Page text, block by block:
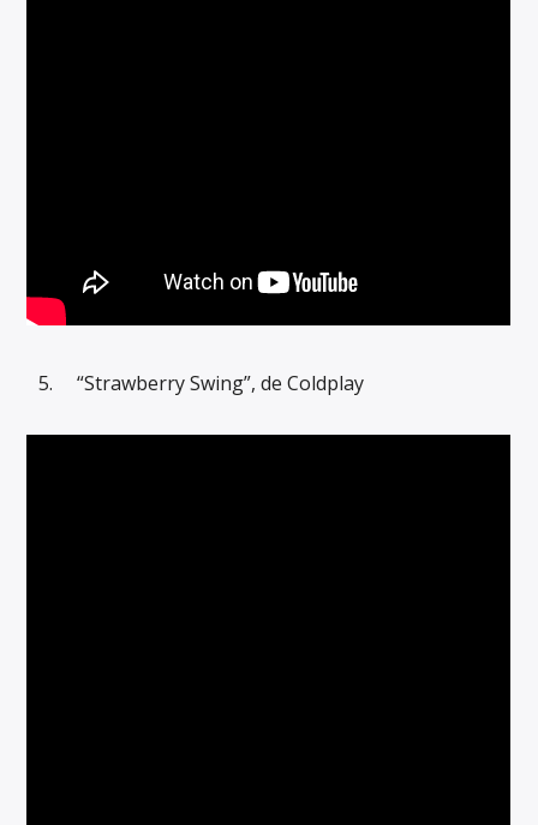
“Strawberry Swing”, de Coldplay